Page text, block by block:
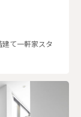
て一軒家スタ